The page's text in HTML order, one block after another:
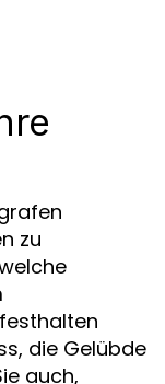
zu
die Gelübde
auch,